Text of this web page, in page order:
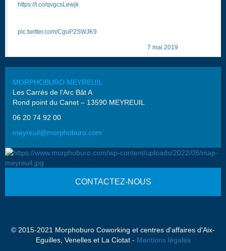
https://t.co/qvgcsLewjk
pic.twitter.com/CguP2SWJK9
7 mai 2019
MORPHOBURO MEYREUIL
Les Carrés de l'Arc Bât A
Rond point du Canet – 13590 MEYREUIL
06 20 74 92 00
meyreuil@morphoburo.com
CONTACTEZ-NOUS
© 2015-2021 Morphoburo Coworking et centres d'affaires d'Aix-
Eguilles, Venelles et La Ciotat - Mentions légales